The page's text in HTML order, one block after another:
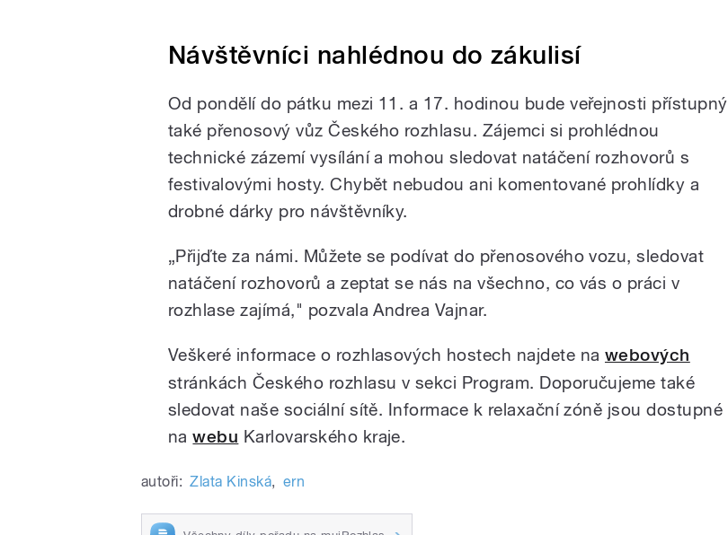
Návštěvníci nahlédnou do zákulisí
Od pondělí do pátku mezi 11. a 17. hodinou bude veřejnosti přístupný
také přenosový vůz Českého rozhlasu. Zájemci si prohlédnou
technické zázemí vysílání a mohou sledovat natáčení rozhovorů s
festivalovými hosty. Chybět nebudou ani komentované prohlídky a
drobné dárky pro návštěvníky.
„Přijďte za námi. Můžete se podívat do přenosového vozu, sledovat
natáčení rozhovorů a zeptat se nás na všechno, co vás o práci v
rozhlase zajímá," pozvala Andrea Vajnar.
Veškeré informace o rozhlasových hostech najdete na webových
stránkách Českého rozhlasu v sekci Program. Doporučujeme také
sledovat naše sociální sítě. Informace k relaxační zóně jsou dostupné
nawebu Karlovarského kraje.
autoři: Zlata Kinská, ern